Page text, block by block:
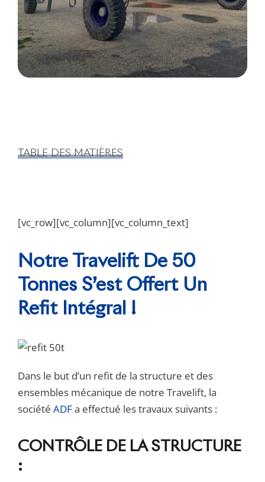
TABLE DES MATIÈRES
[vc_row][vc_column][vc_column_text]
Notre Travelift De 50
Tonnes S’est Offert Un
Refit Intégral !
Dans le but d’un refit de la structure et des
ensembles mécanique de notre Travelift, la
société ADFa effectué les travaux suivants :
CONTRÔLE DE LA STRUCTURE
: